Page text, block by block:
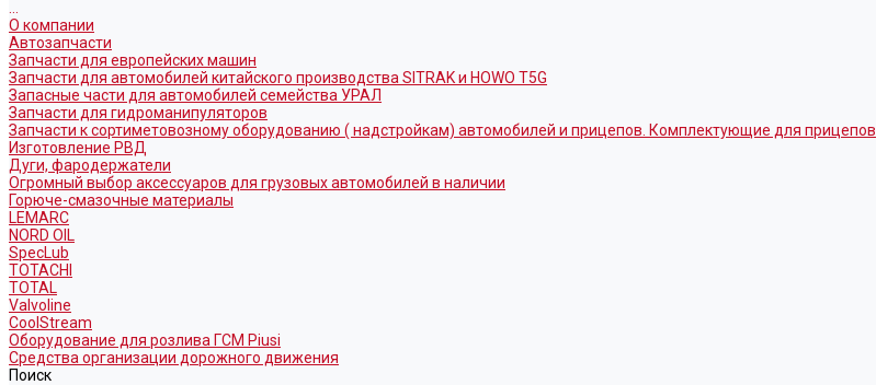
О компании
Автозапчасти
Запчасти для европейских машин
Запчасти для автомобилей китайского производства SITRAK и HOWO T5G
Запасные части для автомобилей семейства УРАЛ
Запчасти для гидроманипуляторов
Запчасти к сортиметовозному оборудованию ( надстройкам) автомобилей и прицепов. Комплектующие для прицепов
Изготовление РВД
Дуги, фародержатели
Огромный выбор аксессуаров для грузовых автомобилей в наличии
Горюче-смазочные материалы
LEMARC
NORD OIL
SpecLub
TOTACHI
TOTAL
Valvoline
CoolStream
Оборудование для розлива ГСМ Piusi
Средства организации дорожного движения
Поиск